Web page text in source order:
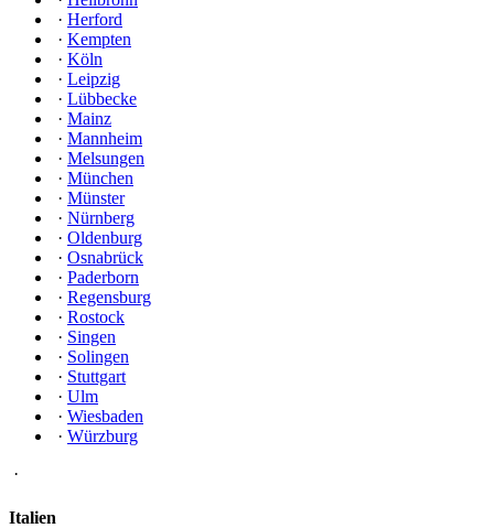
· Herford
· Kempten
· Köln
· Leipzig
· Lübbecke
· Mainz
· Mannheim
· Melsungen
· München
· Münster
· Nürnberg
· Oldenburg
· Osnabrück
· Paderborn
· Regensburg
· Rostock
· Singen
· Solingen
· Stuttgart
· Ulm
· Wiesbaden
· Würzburg
·
Italien